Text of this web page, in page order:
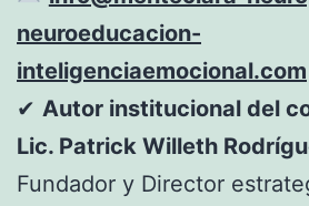
neuroeducacion-
inteligenciaemocional.com
✔ Autor institucional del
Lic. Patrick Willeth
Fundador y Director